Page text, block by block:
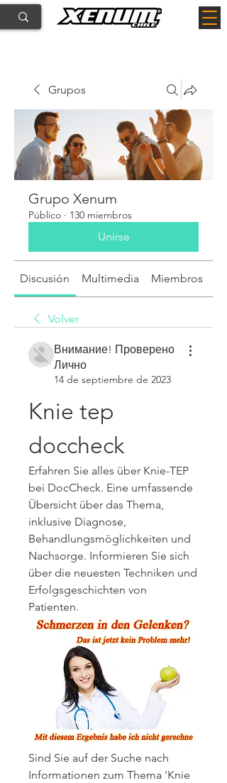
Grupos
Grupo Xenum
Público · 130 miembros
Unirse
Discusión Multimedia Miembros
Volver
Внимание! Проверено
Лично
14 de septiembre de 2023
Knie tep
doccheck
Erfahren Sie alles über Knie-TEP
bei DocCheck. Eine umfassende
Übersicht über das Thema,
inklusive Diagnose,
Behandlungsmöglichkeiten und
Nachsorge. Informieren Sie sich
über die neuesten Techniken und
Erfolgsgeschichten von
Patienten.
Sind Sie auf der Suche nach
Informationen zum Thema 'Knie